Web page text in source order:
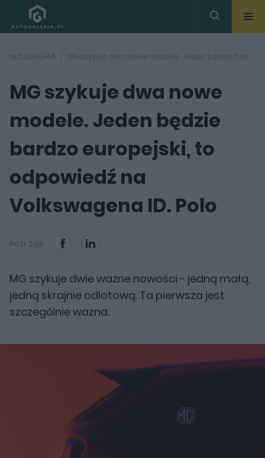
autoGALERIA MG szykuje dwa nowe modele. Jeden będzie bardzo europejski, to odpowiedź na Volkswagena ID. Polo
MG szykuje dwa nowe
modele. Jeden będzie
bardzo europejski, to
odpowiedź na
Volkswagena ID. Polo
Piotr Zajt
MG szykuje dwie ważne nowości - jedną małą,
jedną skrajnie odlotową. Ta pierwsza jest
szczególnie ważna.